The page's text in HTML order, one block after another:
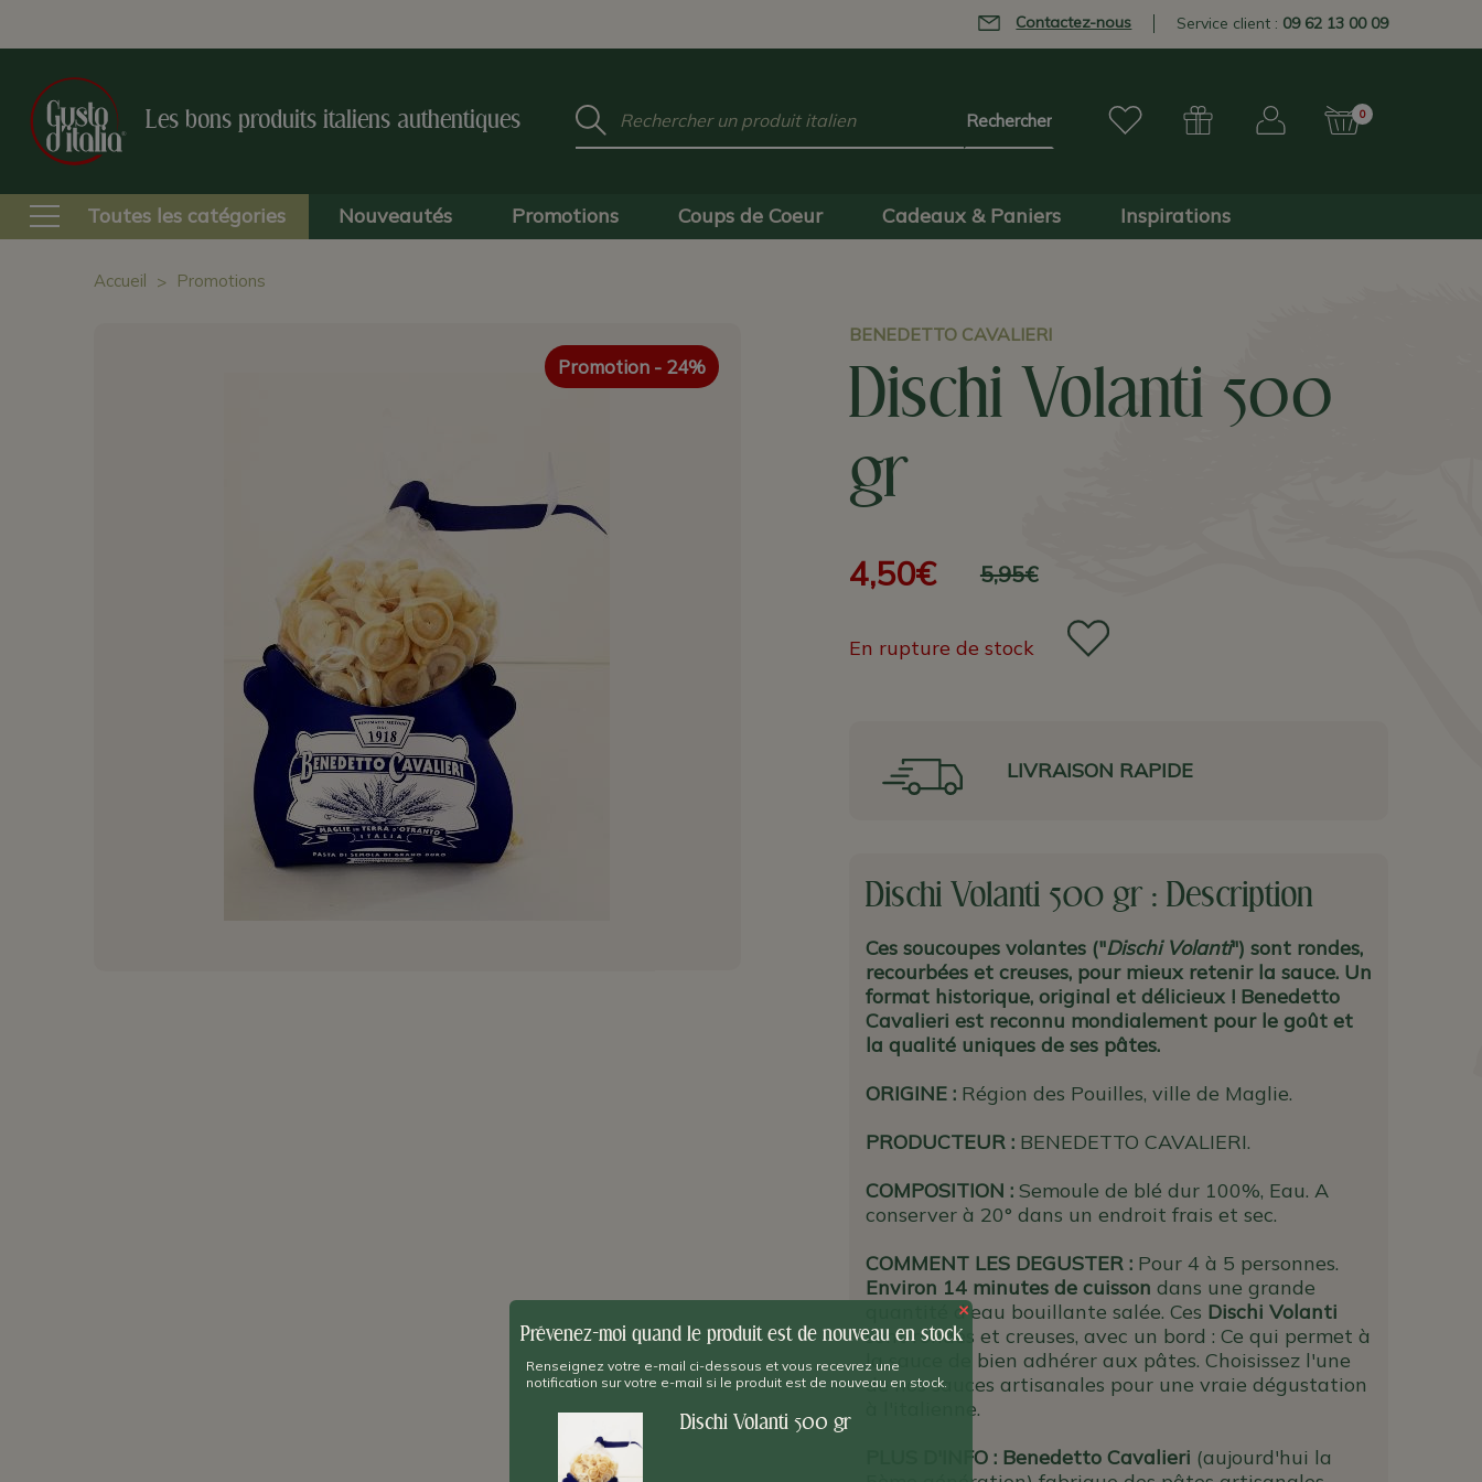
Contactez-nous Service client : 09 62 13 00 09
Les bons produits italiens authentiques 0
Mot
clé
Toutes les catégories Nouveautés Promotions Coups de Coeur Cadeaux & Paniers Inspirations
Accueil Promotions
BENEDETTO CAVALIERI
Dischi Volanti 500
gr
5,95€
4,50€
Promotion - 24%
En rupture de stock
LIVRAISON RAPIDE
Dischi Volanti 500 gr : Description
Ces soucoupes volantes ("Dischi Volanti") sont rondes,
recourbées et creuses, pour mieux retenir la sauce. Un
format historique, original et délicieux ! Benedetto
Cavalieri est reconnu mondialement pour le goût et
la qualité uniques de ses pâtes.
ORIGINE : Région des Pouilles, ville de Maglie.
PRODUCTEUR : BENEDETTO CAVALIERI.
COMPOSITION :Semoule de blé dur 100%, Eau. A
conserver à 20° dans un endroit frais et sec.
COMMENT LES DEGUSTER :Pour 4 à 5 personnes.
Environ 14 minutes de cuisson dans une grande
quantité d'eau bouillante salée. Ces Dischi Volanti
sont rondes et creuses, avec un bord : Ce qui permet à
la sauce de bien adhérer aux pâtes. Choisissez l'une
de nos sauces artisanales pour une vraie dégustation
à l'italienne.
PLUS D'INFO : Benedetto Cavalieri (aujourd'hui la
×
Prévenez-moi quand le produit est de nouveau en stock
Renseignez votre e-mail ci-dessous et vous recevrez une
notification sur votre e-mail si le produit est de nouveau en stock.
Dischi Volanti 500 gr